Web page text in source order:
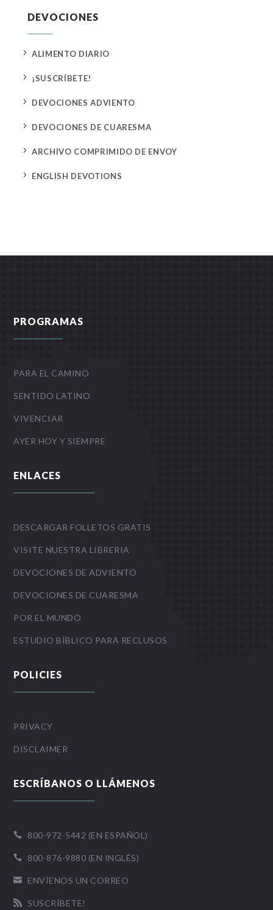
DEVOCIONES
5 ALIMENTO DIARIO
5 ¡SUSCRÍBETE!
5 DEVOCIONES ADVIENTO
5 DEVOCIONES DE CUARESMA
5 ARCHIVO COMPRIMIDO DE ENVOY
5 ENGLISH DEVOTIONS
PROGRAMAS
PARA EL CAMINO
SENTIDO LATINO
VIVENCIAR
AYER HOY Y SIEMPRE
ENLACES
DESCARGAR FOLLETOS GRATIS
VISITE NUESTRA LIBRERIA
DEVOCIONES DE ADVIENTO
DEVOCIONES DE CUARESMA
POR EL MUNDO
ESTUDIO BÍBLICO PARA RECLUSOS
POLICIES
PRIVACY
DISCLAIMER
ESCRÍBANOS O LLÁMENOS
 800-972-5442 (EN ESPAÑOL)
 800-876-9880 (EN INGLÉS)
 ENVÍENOS UN CORREO
 SUSCRÍBETE!